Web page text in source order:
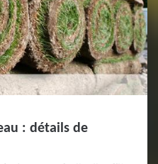
: détails de